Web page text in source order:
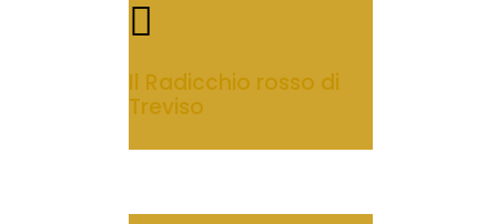
Il Radicchio rosso di
Treviso